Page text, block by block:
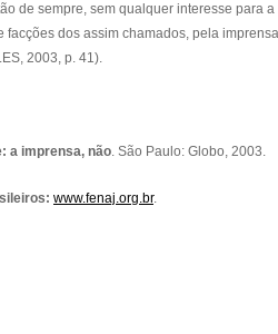
de sempre, sem qualquer interesse para
dos assim chamados, pela
2003, p. 41).
a imprensa, não. São Paulo: Globo, 2003.
www.fenaj.org.br.